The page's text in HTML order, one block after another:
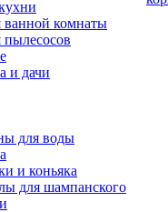
ванной комнаты
пылесосов
и дачи
для воды
и коньяка
для шампанского